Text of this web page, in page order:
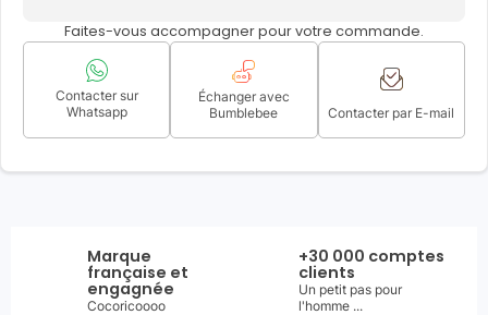
Faites-vous accompagner pour votre commande.
Contacter sur
Whatsapp
Échanger avec
Bumblebee
Contacter par E-mail
Marque
française et
engagnée
Cocoricoooo
+30 000 comptes
clients
Un petit pas pour
l'homme ...